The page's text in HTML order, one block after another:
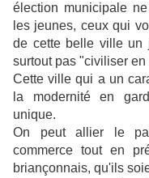
élection municipale
les jeunes, ceux qui
de cette belle ville un
surtout pas "civiliser
Cette ville qui a un
la modernité en
unique.
On peut allier le
commerce tout en
briançonnais, qu'ils